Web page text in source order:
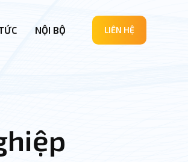
NỘI BỘ LIÊN HỆ